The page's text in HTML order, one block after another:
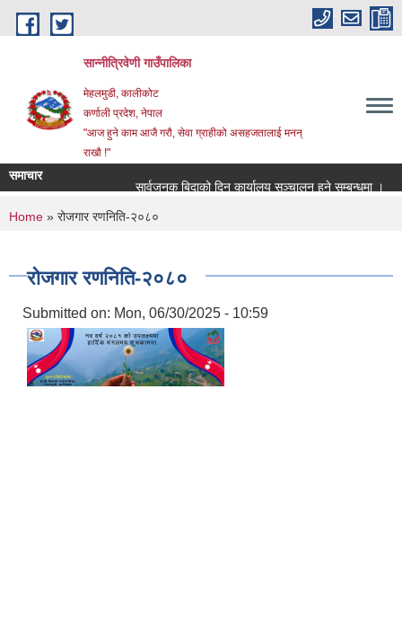
Skip to main content
सान्नीत्रिवेणी गाउँपालिका
मेहलमुडी, कालीकोट
कर्णाली प्रदेश, नेपाल
"आज हुने काम आजै गरौ, सेवा ग्राहीको असहजतालाई मनन्
राखौ !"
समाचार
सार्वजनुक बिदाको दिन कार्यालय सञ्चालन हुने सम्बन्धमा ।
You are here
Home » रोजगार रणनिति-२०८०
रोजगार रणनिति-२०८०
Submitted on: Mon, 06/30/2025 - 10:59